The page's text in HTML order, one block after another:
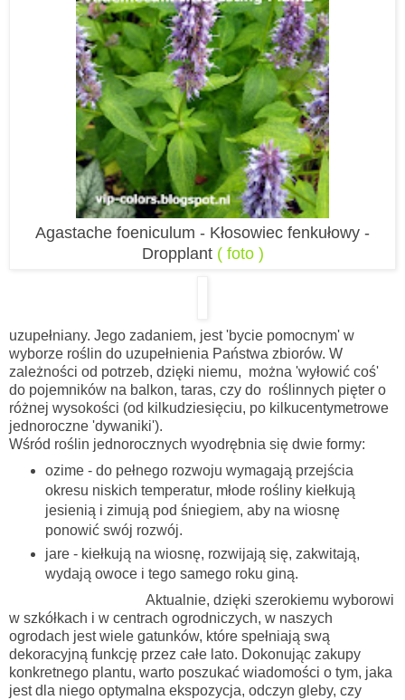
Agastache foeniculum - Kłosowiec fenkułowy -
Dropplant ( foto )
uzupełniany. Jego zadaniem, jest 'bycie pomocnym' w
wyborze roślin do uzupełnienia Państwa zbiorów. W
zależności od potrzeb, dzięki niemu, można 'wyłowić coś'
do pojemników na balkon, taras, czy do roślinnych pięter o
różnej wysokości (od kilkudziesięciu, po kilkucentymetrowe
jednoroczne 'dywaniki').
Wśród roślin jednorocznych wyodrębnia się dwie formy:
ozime - do pełnego rozwoju wymagają przejścia
okresu niskich temperatur, młode rośliny kiełkują
jesienią i zimują pod śniegiem, aby na wiosnę
ponowić swój rozwój.
jare - kiełkują na wiosnę, rozwijają się, zakwitają,
wydają owoce i tego samego roku giną.
Aktualnie, dzięki szerokiemu wyborowi
w szkółkach i w centrach ogrodniczych, w naszych
ogrodach jest wiele gatunków, które spełniają swą
dekoracyjną funkcję przez całe lato. Dokonując zakupy
konkretnego plantu, warto poszukać wiadomości o tym, jaka
jest dla niego optymalna ekspozycja, odczyn gleby, czy